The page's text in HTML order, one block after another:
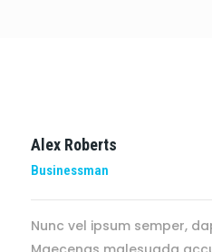
Alex Roberts
Businessman
Nunc vel ipsum semper,